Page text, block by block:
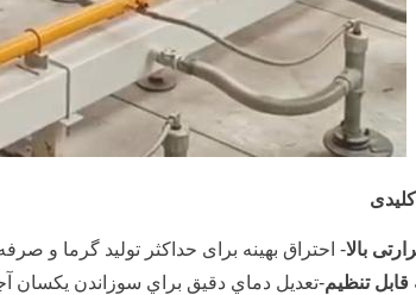
بالا- احتراق بهینه برای حداکثر تولید گرما و
تنظیم-تعديل دماي دقيق براي سوزاندن يکسان